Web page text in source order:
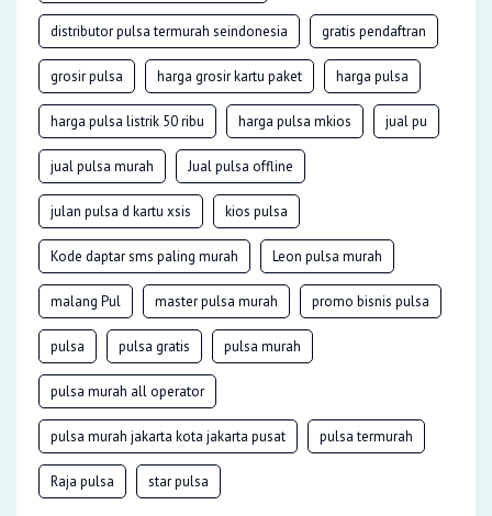
distributor pulsa termurah seindonesia gratis pendaftran
grosir pulsa harga grosir kartu paket harga pulsa
harga pulsa listrik 50 ribu harga pulsa mkios jual pu
jual pulsa murah Jual pulsa offline
julan pulsa d kartu xsis kios pulsa
Kode daptar sms paling murah Leon pulsa murah
malang Pul master pulsa murah promo bisnis pulsa
pulsa pulsa gratis pulsa murah
pulsa murah all operator
pulsa murah jakarta kota jakarta pusat pulsa termurah
Raja pulsa star pulsa